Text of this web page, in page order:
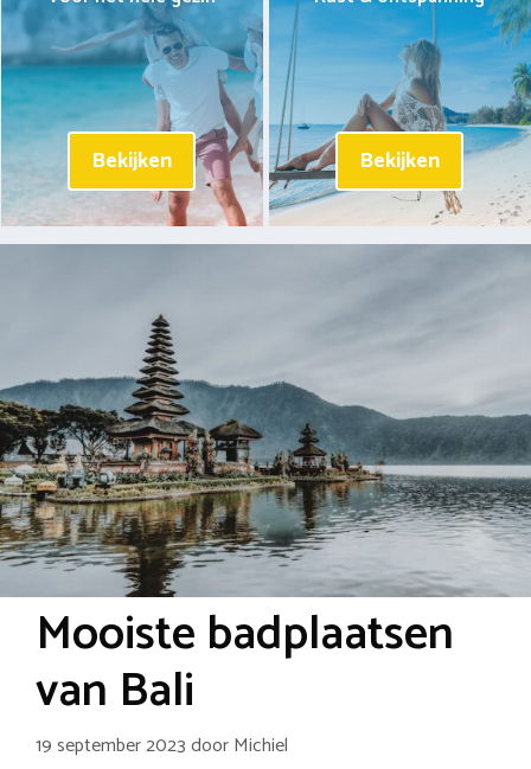
Bekijken Bekijken
Mooiste badplaatsen
van Bali
19 september 2023doorMichiel